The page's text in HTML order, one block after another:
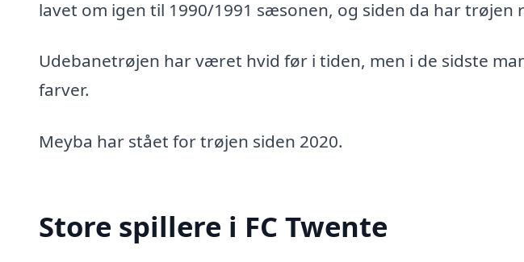
lavet om igen til 1990/1991 sæsonen, og siden da har trøjen
Udebanetrøjen har været hvid før i tiden, men i de sidste
farver.
Meyba har stået for trøjen siden 2020.
Store spillere i FC Twente